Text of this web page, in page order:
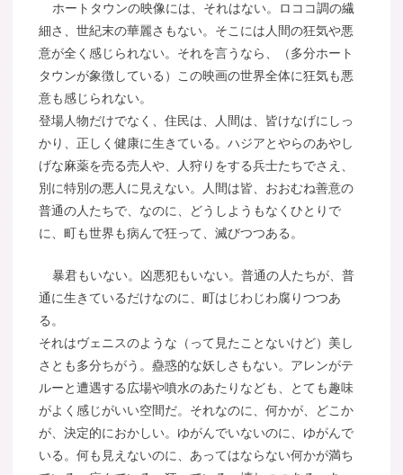
ホートタウンの映像には、それはない。ロココ調の繊
細さ、世紀末の華麗さもない。そこには人間の狂気や悪
意が全く感じられない。それを言うなら、（多分ホート
タウンが象徴している）この映画の世界全体に狂気も悪
意も感じられない。
登場人物だけでなく、住民は、人間は、皆けなげにしっ
かり、正しく健康に生きている。ハジアとやらのあやし
げな麻薬を売る売人や、人狩りをする兵士たちでさえ、
別に特別の悪人に見えない。人間は皆、おおむね善意の
普通の人たちで、なのに、どうしようもなくひとりで
に、町も世界も病んで狂って、滅びつつある。
暴君もいない。凶悪犯もいない。普通の人たちが、普
通に生きているだけなのに、町はじわじわ腐りつつあ
る。
それはヴェニスのような（って見たことないけど）美し
さとも多分ちがう。蠱惑的な妖しさもない。アレンがテ
ルーと遭遇する広場や噴水のあたりなども、とても趣味
がよく感じがいい空間だ。それなのに、何かが、どこか
が、決定的におかしい。ゆがんでいないのに、ゆがんで
いる。何も見えないのに、あってはならない何かが満ち